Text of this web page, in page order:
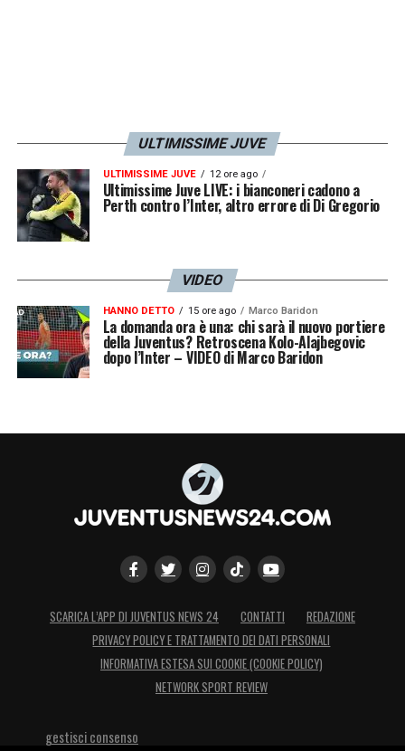
ULTIMISSIME JUVE
ULTIMISSIME JUVE 12 ore ago
Ultimissime Juve LIVE: i bianconeri cadono a
Perth contro l’Inter, altro errore di Di Gregorio
VIDEO
HANNO DETTO 15 ore ago Marco Baridon
La domanda ora è una: chi sarà il nuovo portiere
della Juventus? Retroscena Kolo-Alajbegovic
dopo l’Inter – VIDEO di Marco Baridon
SCARICA L’APP DI JUVENTUS NEWS 24 CONTATTI
REDAZIONE
PRIVACY POLICY E TRATTAMENTO DEI DATI PERSONALI
INFORMATIVA ESTESA SUI COOKIE (COOKIE POLICY)
NETWORK SPORT REVIEW
gestisci consenso